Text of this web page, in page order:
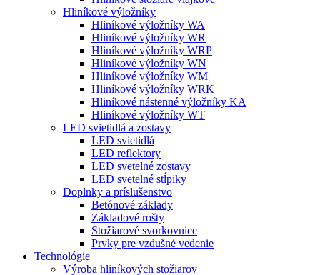
Hliníkové výložníky
Hliníkové výložníky WA
Hliníkové výložníky WR
Hliníkové výložníky WRP
Hliníkové výložníky WN
Hliníkové výložníky WM
Hliníkové výložníky WRK
Hliníkové nástenné výložníky KA
Hliníkové výložníky WT
LED svietidlá a zostavy
LED svietidlá
LED reflektory
LED svetelné zostavy
LED svetelné stĺpiky
Doplnky a príslušenstvo
Betónové základy
Základové rošty
Stožiarové svorkovnice
Prvky pre vzdušné vedenie
Technológie
Výroba hliníkových stožiarov